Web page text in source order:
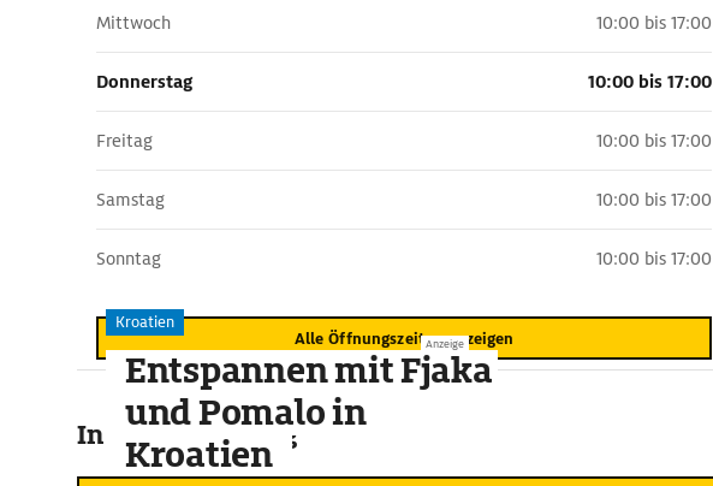
Mittwoch 10:00 bis 17:00
Donnerstag 10:00 bis 17:00
Freitag 10:00 bis 17:00
Samstag 10:00 bis 17:00
Sonntag 10:00 bis 17:00
Alle Öffnungszeiten anzeigen
In der Umgebung
Anzeige
Kroatien
Entspannen mit Fjaka
und Pomalo in
Kroatien